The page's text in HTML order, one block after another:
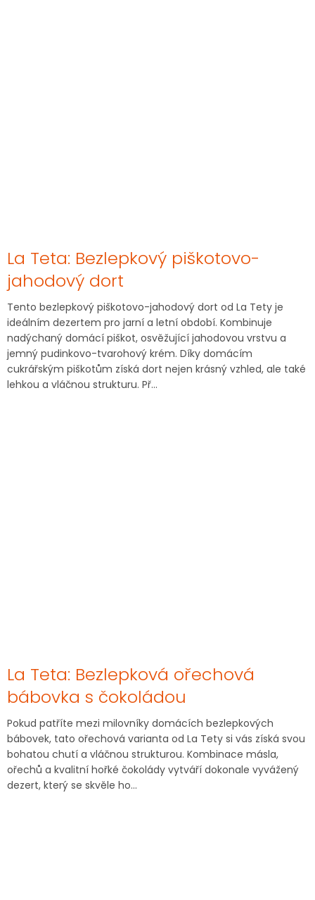
La Teta: Bezlepkový piškotovo-
jahodový dort
Tento bezlepkový piškotovo-jahodový dort od La Tety je
ideálním dezertem pro jarní a letní období. Kombinuje
nadýchaný domácí piškot, osvěžující jahodovou vrstvu a
jemný pudinkovo-tvarohový krém. Díky domácím
cukrářským piškotům získá dort nejen krásný vzhled, ale také
lehkou a vláčnou strukturu. Př...
La Teta: Bezlepková ořechová
bábovka s čokoládou
Pokud patříte mezi milovníky domácích bezlepkových
bábovek, tato ořechová varianta od La Tety si vás získá svou
bohatou chutí a vláčnou strukturou. Kombinace másla,
ořechů a kvalitní hořké čokolády vytváří dokonale vyvážený
dezert, který se skvěle ho...